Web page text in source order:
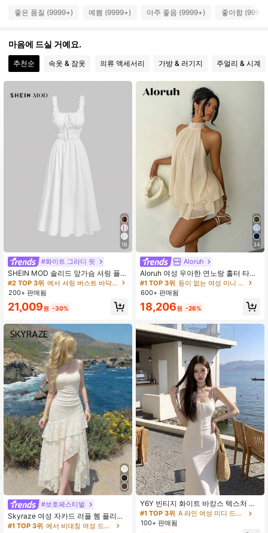
4.87 2.6M 팔로워
4.87 2.6M 팔로워
2.6M 팔로워
2.6M 팔로워
좋은 품질 (9999+) 예쁨 (9999+) 아주 좋음 (9999+) 좋아함
마음에 드실 거예요.
추천순 속옷 & 잠옷 의류 액세서리 가방 & 러기지 주얼리 & 시계
18
#화이트 그라디 핏
SHEIN MOD 솔리드 앞가슴 셔링 플리
츠 캐미 드레스
#2 TOP 3위
에서 셔링 버스트 바닥까지 내려오는 드레스
200+ 판매됨
21,009원 -30%
#보호페스티벌
Skyraze 여성 자카드 러플 헴 플리츠
캐미 드레스, 섬세한 레이스 패턴과 티
#1 TOP 3위
에서 비대칭 여성 드레스
34
Aloruh
Aloruh 여성 우아한 연노랑 홀터 타이
미니 드레스
#1 TOP 3위
등이 없는 여성 미니 드레스
600+ 판매됨
18,206원 -26%
Y6Y 빈티지 화이트 바캉스 텍스처 스
파게티 스트랩 숏 원피스 걸 여름 섹시
핫걸 슬림핏 A라인 우아한 드레스
#1 TOP 3위
A 라인 여성 미디 드레스
100+ 판매됨